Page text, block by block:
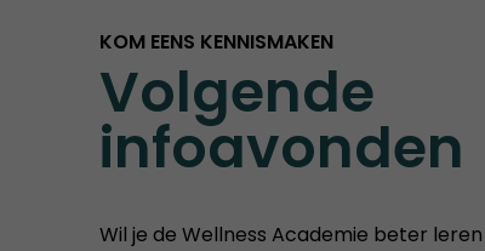
KOM EENS KENNISMAKEN
Volgende
infoavonden
Wil je de Wellness Academie beter leren